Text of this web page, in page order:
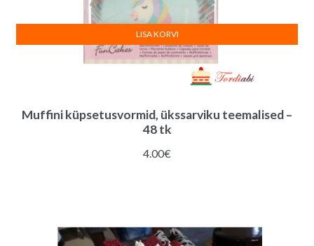
Muffini küpsetusvormid, ükssarviku teemalised –
48 tk
4.00€
LISA KORVI